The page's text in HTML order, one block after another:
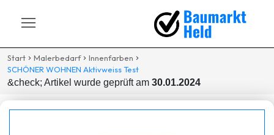
Start Malerbedarf
Innenfarben
SCHÖNER WOHNEN Aktivweiss Test
&check; Artikel wurde geprüft am 30.01.2024